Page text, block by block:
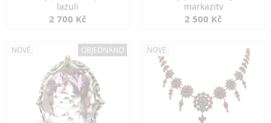
lazuli
2 700 Kč
markazity
2 500 Kč
NOVÉ OBJEDNÁNO NOVÉ